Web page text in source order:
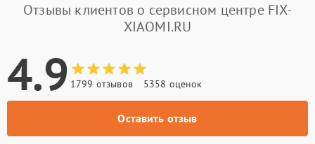
Отзывы клиентов о сервисном центре FIX-
XIAOMI.RU
4.9 1799 отзывов 5358 оценок
Оставить отзыв